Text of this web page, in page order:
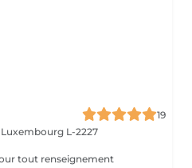
19
Luxembourg L-2227
tout renseignement